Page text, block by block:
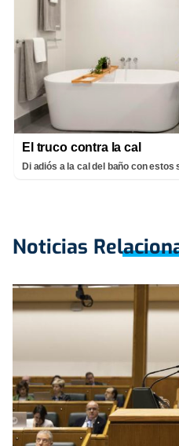
El truco contra la cal
Di adiós a la cal del baño con estos
Noticias